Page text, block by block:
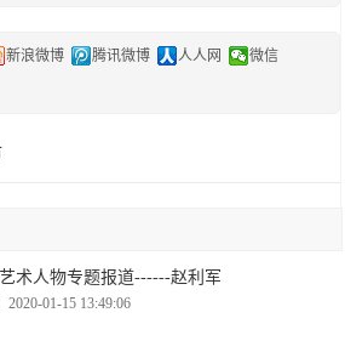
新浪微博 腾讯微博 人人网
微信
术人物专题报道------赵利军
2020-01-15 13:49:06